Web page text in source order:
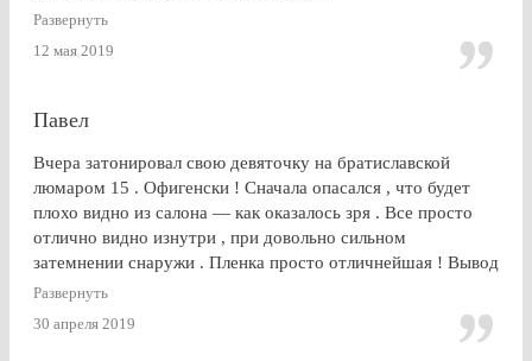
Развернуть
12 мая 2019
Павел
Вчера затонировал свою девяточку на братиславской
люмаром 15 . Офигенски ! Сначала опасался , что будет
плохо видно из салона — как оказалось зря . Все просто
отлично видно изнутри , при довольно сильном
затемнении снаружи . Пленка просто отличнейшая ! Вывод
: Очень доволен . Буду советовать эту контору друзьям и
Развернуть
30 апреля 2019